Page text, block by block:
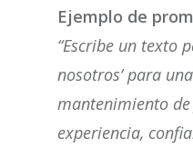
Ejemplo de
“Escribe un texto
nosotros’ para
mantenimiento
experiencia,